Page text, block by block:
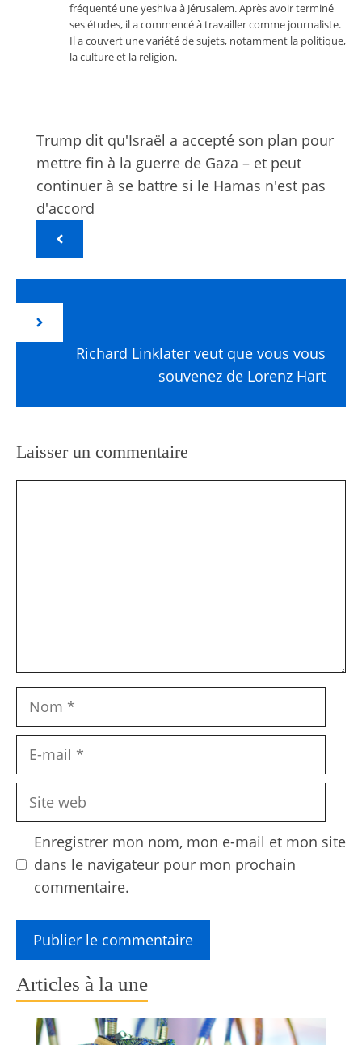
fréquenté une yeshiva à Jérusalem. Après avoir terminé
ses études, il a commencé à travailler comme journaliste.
Il a couvert une variété de sujets, notamment la politique,
la culture et la religion.
Trump dit qu'Israël a accepté son plan pour
mettre fin à la guerre de Gaza – et peut
continuer à se battre si le Hamas n'est pas
d'accord
Richard Linklater veut que vous vous
souvenez de Lorenz Hart
Laisser un commentaire
Nom
Site
Enregistrer mon nom, mon e-mail et mon site
dans le navigateur pour mon prochain
commentaire.
Articles à la une